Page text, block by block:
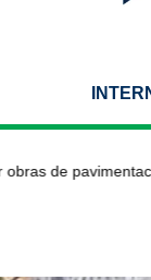
de pavimentación